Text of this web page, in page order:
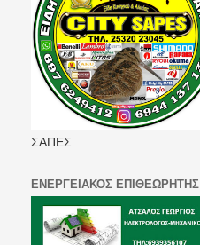
ΣΑΠΕΣ
ΕΝΕΡΓΕΙΑΚΟΣ ΕΠΙΘΕΩΡΗΤΗΣ